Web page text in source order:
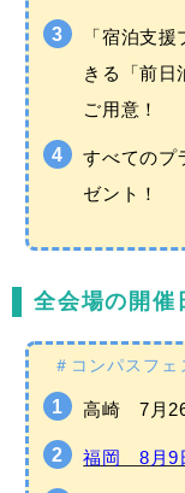
「宿泊支
きる「前日
ご用意！
すべてのプ
ゼント！
全会場の開催
＃コンパスフ
高崎 7月26
福岡 8月9